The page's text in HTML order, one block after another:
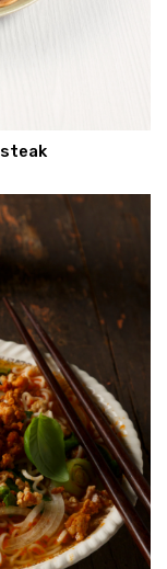
steak